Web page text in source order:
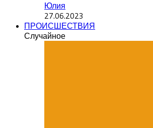
Юлия
27.06.2023
ПРОИСШЕСТВИЯ
Случайное